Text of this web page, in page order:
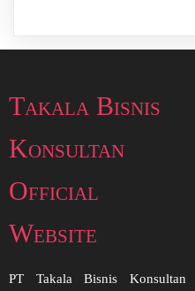
Takala Bisnis
Konsultan
Official
Website
PT Takala Bisnis Konsultan